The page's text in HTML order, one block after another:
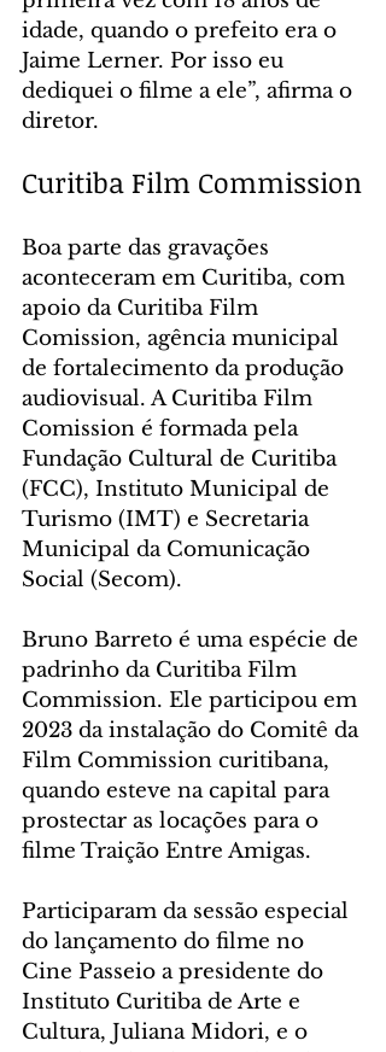
idade, quando o prefeito era o
Jaime Lerner. Por isso eu
dediquei o filme a ele”, afirma o
diretor.
Curitiba Film Commission
Boa parte das gravações
aconteceram em Curitiba, com
apoio da Curitiba Film
Comission, agência municipal
de fortalecimento da produção
audiovisual. A Curitiba Film
Comission é formada pela
Fundação Cultural de Curitiba
(FCC), Instituto Municipal de
Turismo (IMT) e Secretaria
Municipal da Comunicação
Social (Secom).
Bruno Barreto é uma espécie de
padrinho da Curitiba Film
Commission. Ele participou em
2023 da instalação do Comitê da
Film Commission curitibana,
quando esteve na capital para
prostectar as locações para o
filme Traição Entre Amigas.
Participaram da sessão especial
do lançamento do filme no
Cine Passeio a presidente do
Instituto Curitiba de Arte e
Cultura, Juliana Midori, e o